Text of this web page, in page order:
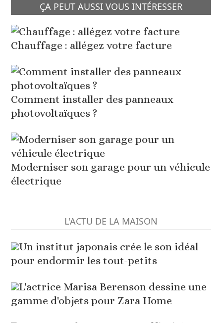
ÇA PEUT AUSSI VOUS INTÉRESSER
Chauffage : allégez votre facture
Comment installer des panneaux
photovoltaïques ?
Moderniser son garage pour un véhicule
électrique
L'ACTU DE LA MAISON
Un institut japonais crée le son idéal
pour endormir les tout-petits
L'actrice Marisa Berenson dessine une
gamme d'objets pour Zara Home